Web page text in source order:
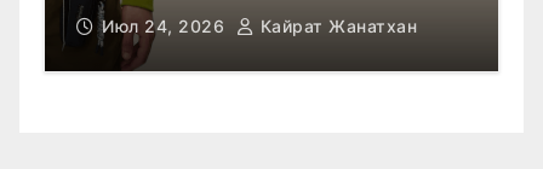
Июл 23, 2026 Кайрат Жанатхан